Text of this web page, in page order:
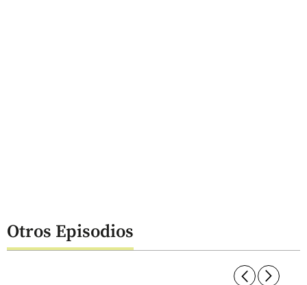
Otros Episodios
arrow_forward_ios arrow_forward_ios